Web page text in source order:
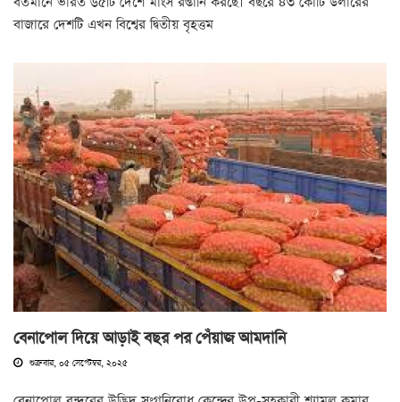
বাজারে দেশটি এখন বিশ্বের দ্বিতীয় বৃহত্তম
বেনাপোল দিয়ে আড়াই বছর পর পেঁয়াজ আমদানি
শুক্রবার, ০৫ সেপ্টেম্বর, ২০২৫